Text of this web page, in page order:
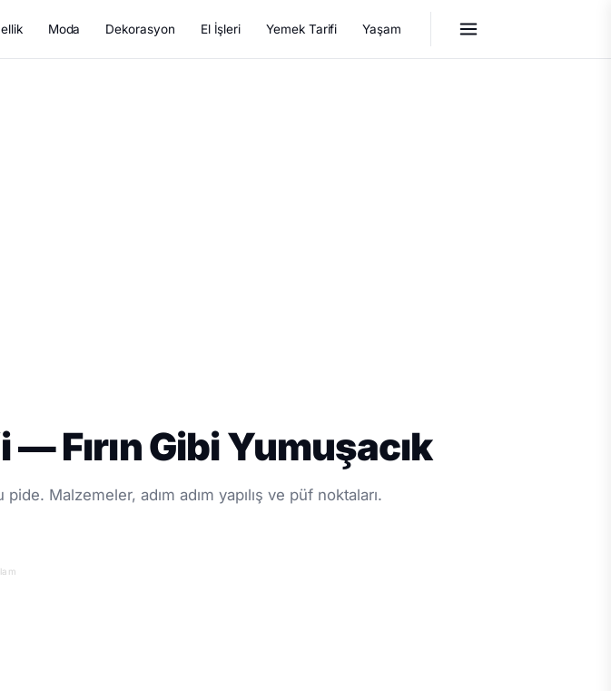
Moda Dekorasyon El İşleri Yemek Tarifi Yaşam
Fırın Gibi Yumuşacık
Malzemeler, adım adım yapılış ve püf noktaları.